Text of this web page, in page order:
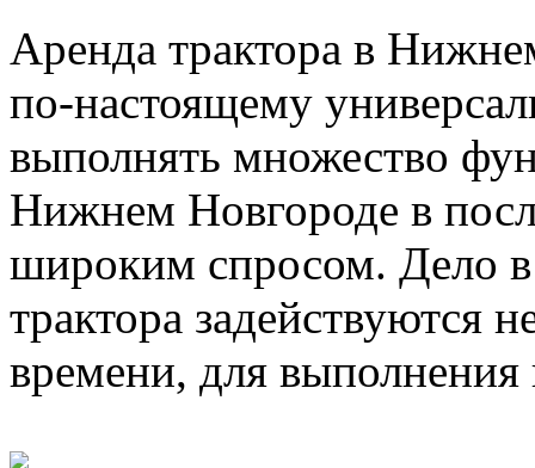
Аренда трактора в
по-настоящему
выполнять множество
Нижнем Новгороде в
широким спросом. Дело
трактора задействуются
времени, для выполнения